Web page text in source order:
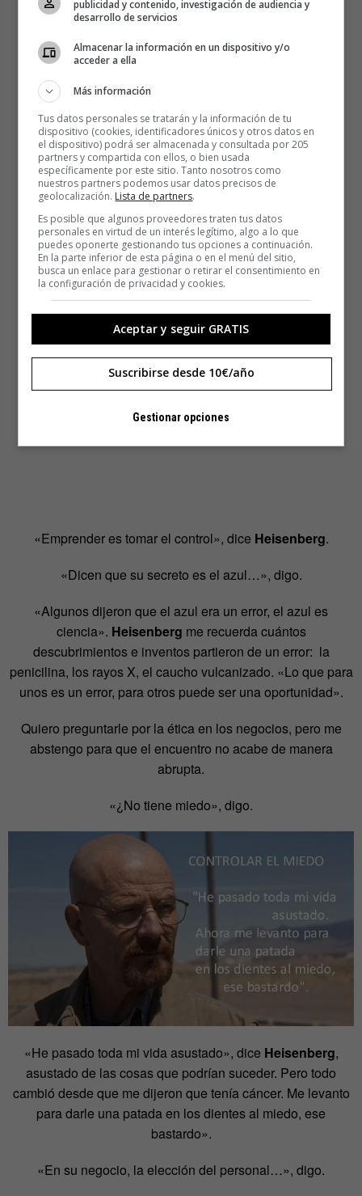
«Emprender es tomar el control», dice Heisenberg.
«Dicen que su secreto es el azul…», digo.
«Algunos dijeron que el azul era un error, el azul es
ciencia». Heisenberg me recuerda cuántos
descubrimientos e inventos partieron de un error: la
penicilina, los rayos X, el caucho vulcanizado. «Lo que para
unos es un error, para otros puede ser una oportunidad».
Quiero preguntarle por la ética en los negocios, pero me
abstengo para que el encuentro no acabe de manera
abrupta.
«¿No tiene miedo», digo.
«He pasado toda mi vida asustado», dice Heisenberg,
asustado de las cosas que podrían suceder. Pero todo
cambió desde que me dijeron que tenía cáncer. Me levanto
para darle una patada en los dientes al miedo, ese
bastardo».
«En su negocio, la elección del personal…», digo.
publicidad y contenido, investigación de audiencia y
desarrollo de servicios
Almacenar la información en un dispositivo y/o
acceder a ella
Más información
Tus datos personales se tratarán y la información de tu
dispositivo (cookies, identificadores únicos y otros datos en
el dispositivo) podrá ser almacenada y consultada por 205
partners y compartida con ellos, o bien usada
específicamente por este sitio. Tanto nosotros como
nuestros partners podemos usar datos precisos de
geolocalización. Lista de partners.
Es posible que algunos proveedores traten tus datos
personales en virtud de un interés legítimo, algo a lo que
puedes oponerte gestionando tus opciones a continuación.
En la parte inferior de esta página o en el menú del sitio,
busca un enlace para gestionar o retirar el consentimiento en
la configuración de privacidad y cookies.
Aceptar y seguir GRATIS
Suscribirse desde 10€/año
Gestionar opciones